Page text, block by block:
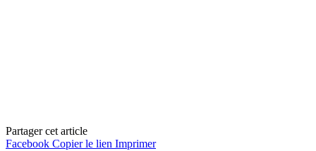
Partager cet article
Facebook Copier le lien Imprimer